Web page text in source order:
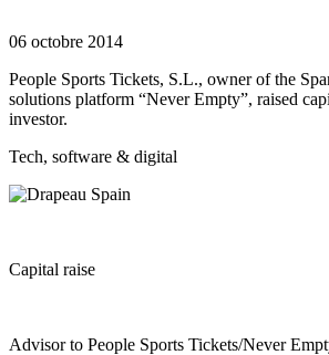
06 octobre 2014
People Sports Tickets, S.L., owner of the
solutions platform “Never Empty”, raised
investor.
Tech, software & digital
Capital raise
Advisor to People Sports Tickets/Never